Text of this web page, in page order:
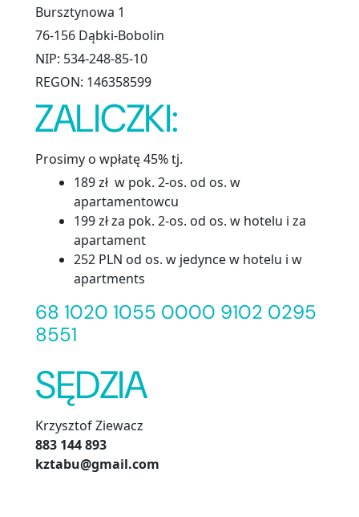
Bursztynowa 1
76-156 Dąbki-Bobolin
NIP: 534-248-85-10
REGON: 146358599
ZALICZKI:
Prosimy o wpłatę 45% tj.
189 zł w pok. 2-os. od os. w
apartamentowcu
199 zł za pok. 2-os. od os. w hotelu i za
apartament
252 PLN od os. w jedynce w hotelu i w
apartments
68 1020 1055 0000 9102 0295
8551
SĘDZIA
Krzysztof Ziewacz
883 144 893
kztabu@gmail.com